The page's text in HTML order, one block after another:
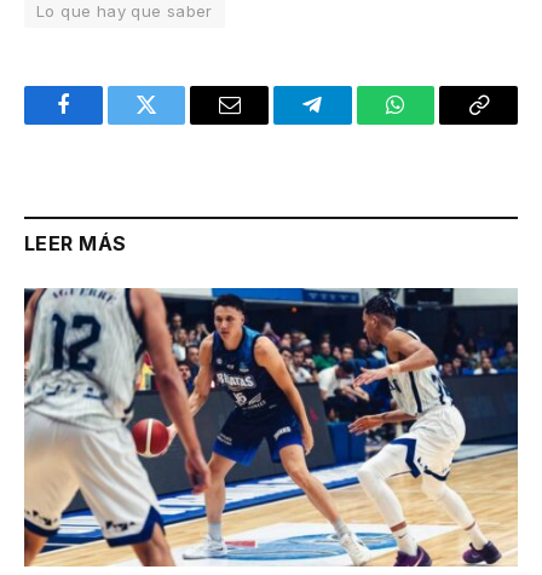
Lo que hay que saber
FacebookTwitter Email TelegramWhatsAppCopy
LEER MÁS